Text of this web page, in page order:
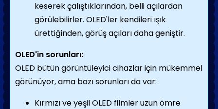
keserek çalıştıklarından, belli açılardan
görülebilirler. OLED'ler kendileri ışık
ürettiğinden, görüş açıları daha geniştir.
OLED'in sorunları:
OLED bütün görüntüleyici cihazlar için mükemmel
görünüyor, ama bazı sorunları da var:
Kırmızı ve yeşil OLED filmler uzun ömre